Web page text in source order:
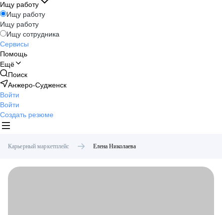
Ищу работу
Ищу работу
Ищу работу
Ищу сотрудника
Сервисы
Помощь
Ещё
Поиск
Анжеро-Судженск
Войти
Войти
Создать резюме
Карьерный маркетплейс Елена Николаева